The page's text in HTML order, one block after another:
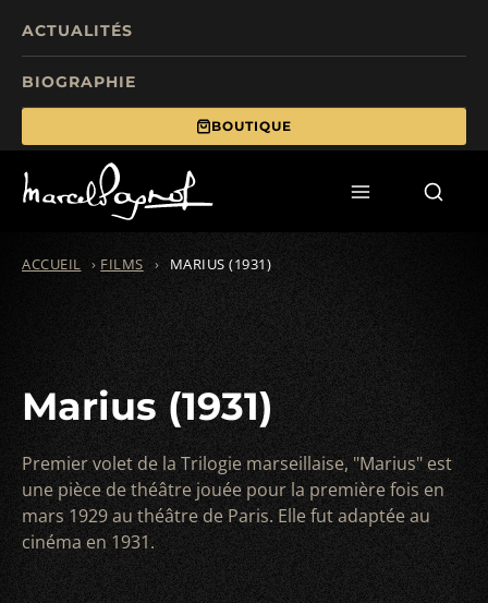
ACTUALITÉS
BIOGRAPHIE
BOUTIQUE
ÉCRITS
ACCUEIL › FILMS › MARIUS (1931)
Marius (1931)
Premier volet de la Trilogie marseillaise, "Marius" est
une pièce de théâtre jouée pour la première fois en
mars 1929 au théâtre de Paris. Elle fut adaptée au
cinéma en 1931.